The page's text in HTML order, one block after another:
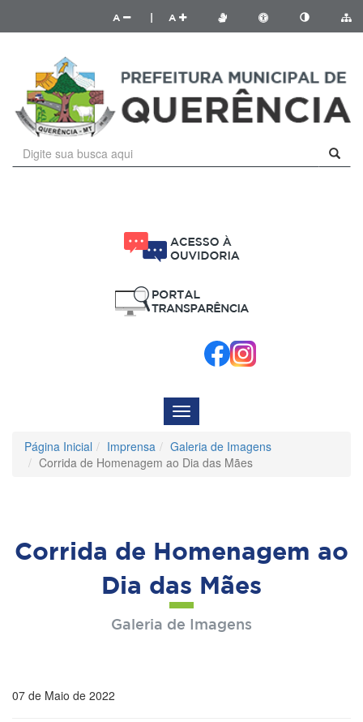
A A
Menu
de
Navegação
Página Inicial Imprensa
Galeria de Imagens
Corrida de Homenagem ao Dia das Mães
Corrida de Homenagem ao
Dia das Mães
Galeria de Imagens
07 de Maio de 2022